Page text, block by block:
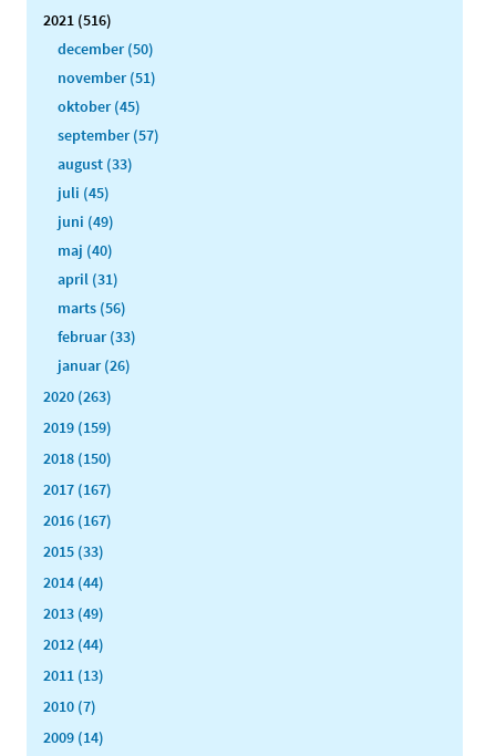
2021 (516)
december (50)
november (51)
oktober (45)
september (57)
august (33)
juli (45)
juni (49)
maj (40)
april (31)
marts (56)
februar (33)
januar (26)
2020 (263)
2019 (159)
2018 (150)
2017 (167)
2016 (167)
2015 (33)
2014 (44)
2013 (49)
2012 (44)
2011 (13)
2010 (7)
2009 (14)